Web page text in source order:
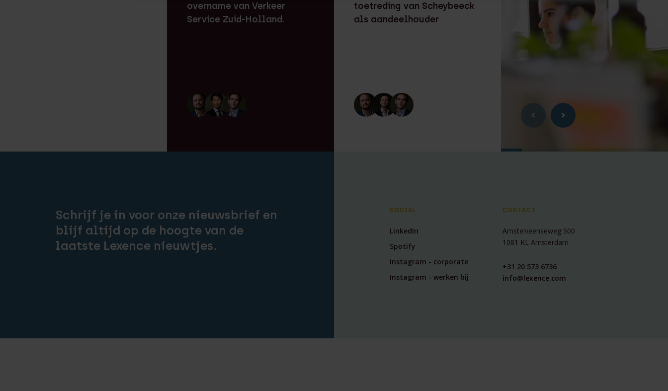
overname van Verkeer
Service Zuid-Holland.
toetreding van Scheybeeck
als aandeelhouder
bij verkoop aan Acomo
Schrijf je in voor onze nieuwsbrief en
blijf altijd op de hoogte van de
laatste Lexence nieuwtjes.
SOCIAL
LinkedIn
Spotify
Instagram - corporate
Instagram - werken bij
CONTACT
Amstelveenseweg 500
1081 KL Amsterdam
+31 20 573 6736
info@lexence.com